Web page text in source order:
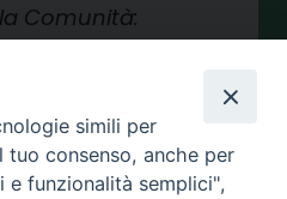
Comunità:
assistenza
casa
simili per
consenso, anche per
funzionalità semplici",